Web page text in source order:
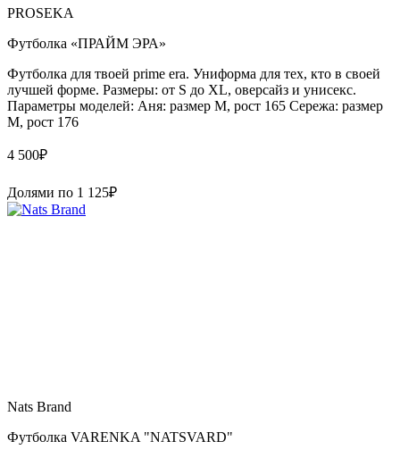
PROSEKA
Футболка «ПРАЙМ ЭРА»
Футболка для твоей prime era. Униформа для тех, кто в своей
лучшей форме. Размеры: от S до XL, оверсайз и унисекс.
Параметры моделей: Аня: размер М, рост 165 Сережа: размер
M, рост 176
4 500₽
Долями по 1 125₽
Nats Brand
Футболка VARENKA "NATSVARD"